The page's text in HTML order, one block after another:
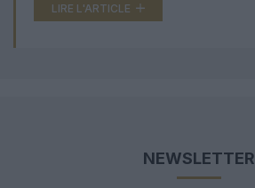
LIRE L'ARTICLE
NEWSLETTER